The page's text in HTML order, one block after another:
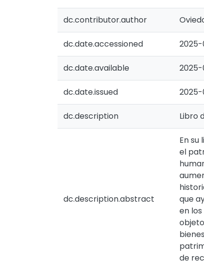
dc.contributor.author
dc.date.accessioned 2025-
dc.date.available 2025-
dc.date.issued 2025-
dc.description Libro
dc.description.abstract
En
el
que
en
de